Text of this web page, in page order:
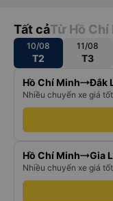
Tất cảTừ Hồ Chí
10/08
T2
11/08
T3
Hồ Chí Minh Đắk
Nhiều chuyến xe giá
Hồ Chí Minh Gia
Nhiều chuyến xe giá